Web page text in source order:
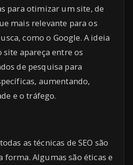
para otimizar um site, de
mais relevante para os
como o Google. A ideia
site apareça entre os
de pesquisa para
aumentando,
e o tráfego.
as técnicas de SEO são
forma. Algumas são éticas e